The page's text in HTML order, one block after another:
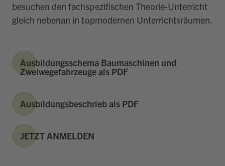
besuchen den fachspezifischen Theorie-Unterricht
gleich nebenan in topmodernen Unterrichtsräumen.
Ausbildungsschema Baumaschinen und
Zweiwegefahrzeuge als PDF
Ausbildungsbeschrieb als PDF
JETZT ANMELDEN